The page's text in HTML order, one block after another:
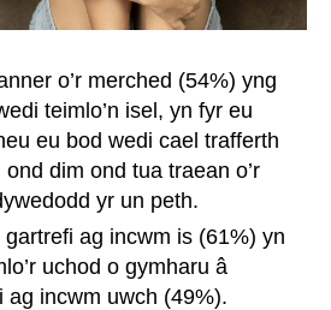
o’r merched (54%) yng
teimlo’n isel, yn fyr eu
eu bod wedi cael trafferth
dim ond tua traean o’r
yr un peth.
ag incwm is (61%) yn
uchod o gymharu â
ag incwm uwch (49%).